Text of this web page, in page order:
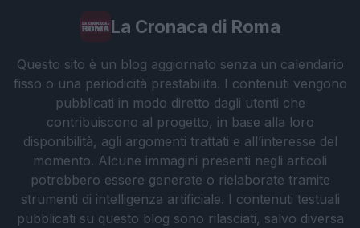
La Cronaca di Roma
Questo sito è un blog aggiornato senza un calendario
fisso o una periodicità prestabilita. I contenuti vengono
pubblicati in modo diretto dagli utenti che
contribuiscono al progetto, in base alla loro
disponibilità, agli argomenti trattati e all’interesse del
momento. Alcune immagini presenti negli articoli
potrebbero essere generate o rielaborate tramite
strumenti di intelligenza artificiale. I contenuti testuali
pubblicati su questo blog sono rilasciati, salvo diversa